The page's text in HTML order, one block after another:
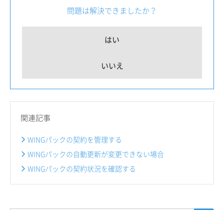
問題は解決できましたか？
はい
いいえ
関連記事
WINGパックの契約を管理する
WINGパックの自動更新が変更できない場合
WINGパックの契約状況を確認する